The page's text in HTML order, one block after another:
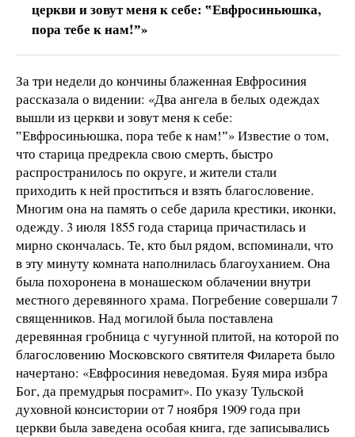
церкви и зовут меня к себе: ‟Евфросиньюшка,
пора тебе к нам!ˮ»
За три недели до кончины блаженная Евфросиния
рассказала о видении: «Два ангела в белых одеждах
вышли из церкви и зовут меня к себе:
‟Евфросиньюшка, пора тебе к нам!ˮ» Известие о том,
что старица предрекла свою смерть, быстро
распространилось по округе, и жители стали
приходить к ней проститься и взять благословение.
Многим она на память о себе дарила крестики, иконки,
одежду. 3 июля 1855 года старица причастилась и
мирно скончалась. Те, кто был рядом, вспоминали, что
в эту минуту комната наполнилась благоуханием. Она
была похоронена в монашеском облачении внутри
местного деревянного храма. Погребение совершали 7
священников. Над могилой была поставлена
деревянная гробница с чугунной плитой, на которой по
благословению Московского святителя Филарета было
начертано: «Евфросиния неведомая. Буяя мира избра
Бог, да премудрыя посрамит». По указу Тульской
духовной консистории от 7 ноября 1909 года при
церкви была заведена особая книга, где записывались